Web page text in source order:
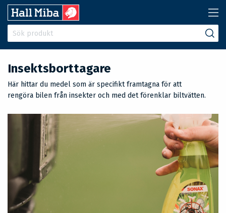
Insektsborttagare
Här hittar du medel som är specifikt framtagna för att
rengöra bilen från insekter och med det förenklar biltvätten.